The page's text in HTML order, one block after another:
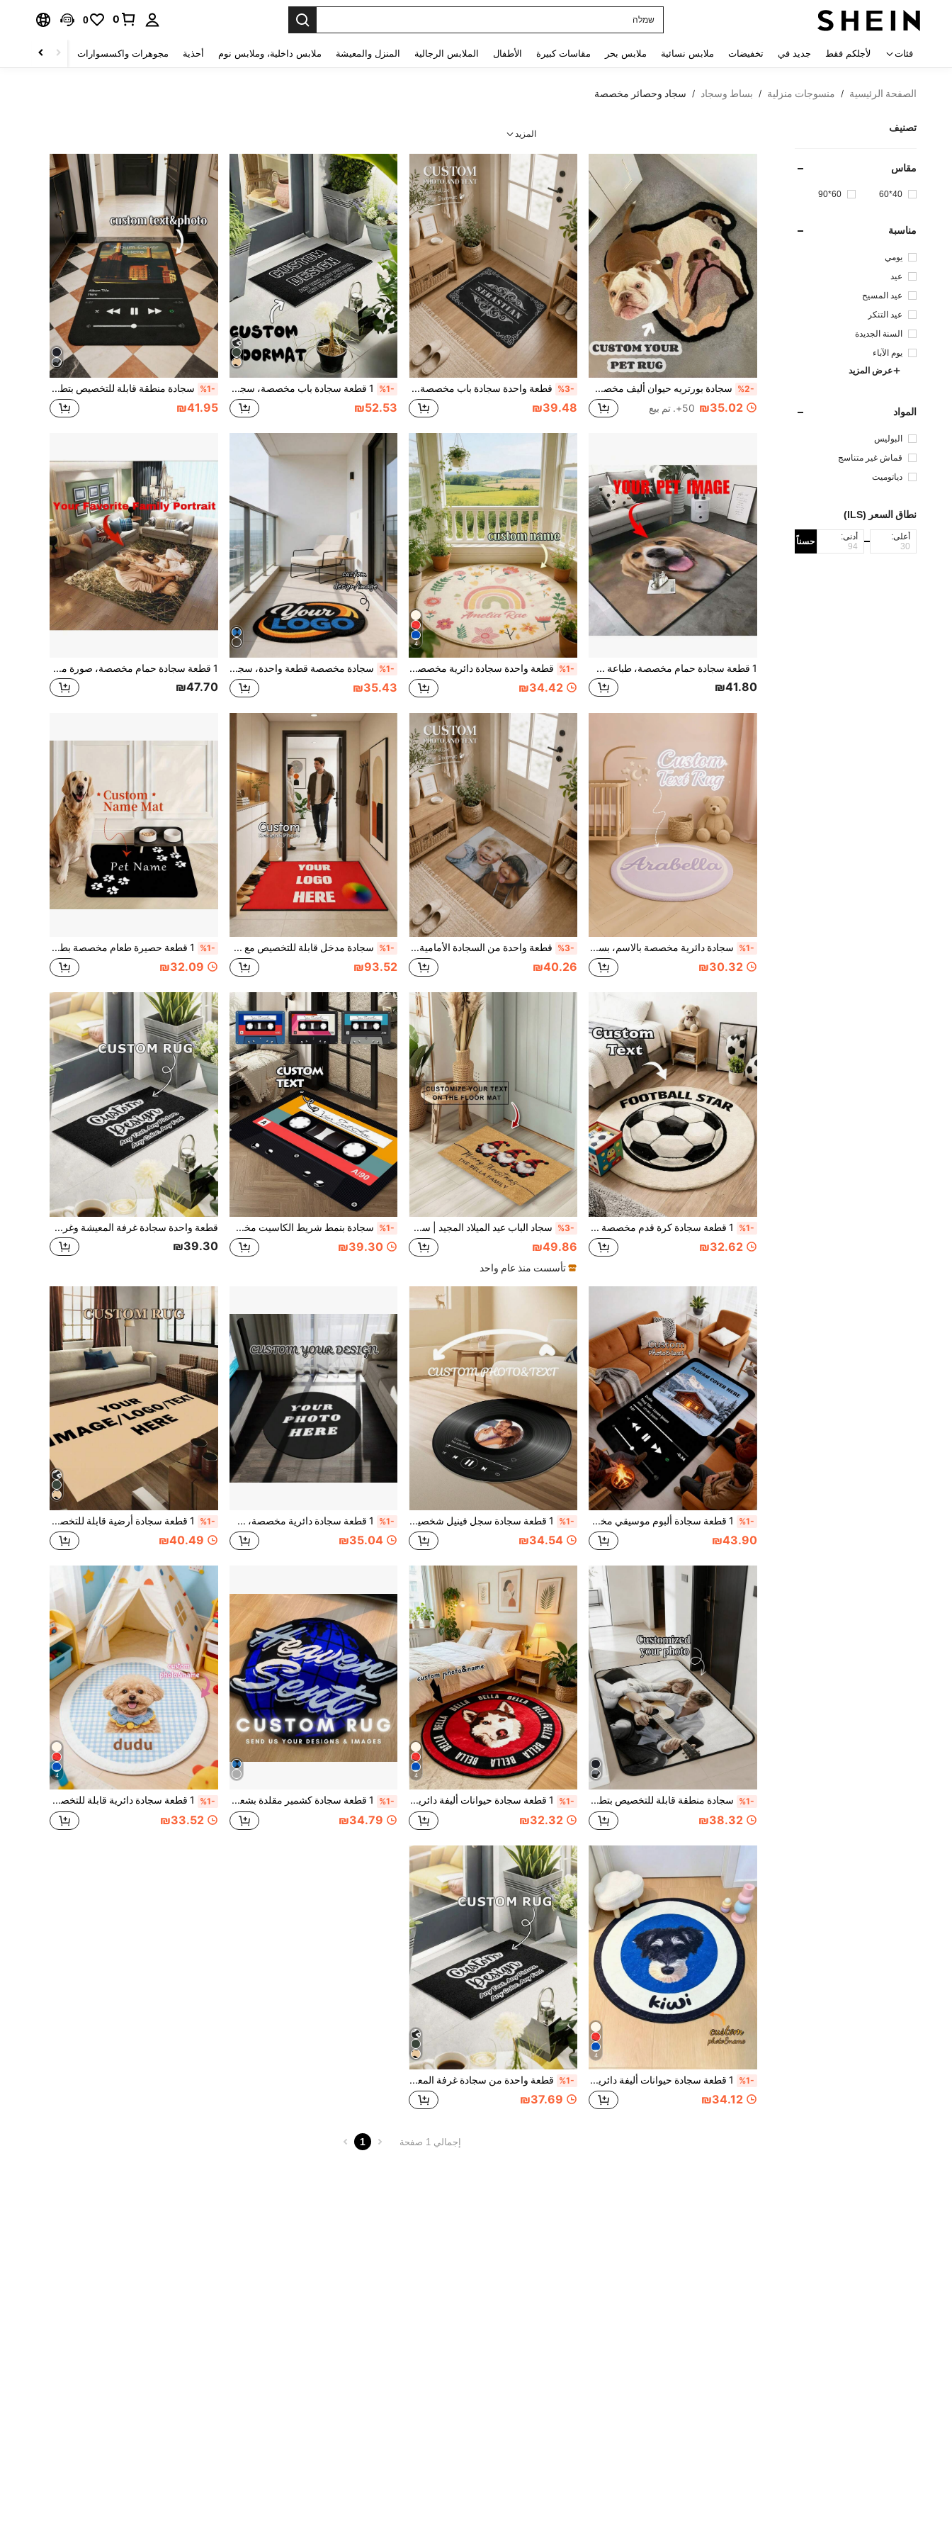
Glowmode Biker Shorts
0
0
فئات لأجلكم فقط جديد في تخفيضات ملابس نسائية ملابس بحر مقاسات كبيرة الأطفال الملابس الرجالية المنزل والمعيشة ملابس داخلية، وملابس نوم أحذية مجوهرات واكسسوارات الصحة & الجمال
الصفحة الرئيسية / منسوجات منزلية / بساط وسجاد / سجاد وحصائر مخصصة
تصنيف
مقاس
40*60
60*90
مناسبة
يومي
عيد
عيد المسيح
عيد التنكر
السنة الجديدة
يوم الآباء
عرض المزيد
المواد
البوليس
قماش غير متناسج
دياتوميت
نطاق السعر (ILS)
أعلى: أدنى: حسناً
المزيد
%2- سجادة بورتريه حيوان أليف مخصصة 1 قطعة، كشمير مقلد، سجادة بورتريه كلب وقطة مصنوعة يدويًا مخصصة، حصيرة نوم كلب مخصصة، للزفاف، حفل استقبال المنزل، غرفة النوم، الحمام، غرفة المعيشة، قابلة للغسل في الغسالة، هدية لعشاق الحيوانات الأليفة، ديكور منزلي جمالي، هدية مدروسة
₪35.02 50+. تم بيع
%3- قطعة واحدة سجادة باب مخصصة، سجادة باب مطبوع بصورة، سجادة حمام مكتوب عليها، سجادة باب مخصصة باسم العائلة، سجادة ترحيب شخصية
₪39.48
%1- 1 قطعة سجادة باب مخصصة، سجادة باب مخصصة بتصميمك الخاص، صورة وكتابة مخصصة، سجادة ترحيب فريدة، هدية مثالية لتدشين المنزل، سجادة باب خارجية، سجادة باب ودودة، سجادة زخرفية مخصصة، ديكور منزلي، مثالية لمداخل المنزل، أنيقة، مانعة للانزلاق، مثالية لعيد الميلاد، عيد الحب، عيد الأم، عيد الأب، الذكرى السنوية، رأس السنة، ، للعائلة، مستلزمات المنزل، سجادات أبواب مضحكة
₪52.53
%1- سجادة منطقة قابلة للتخصيص بتطبيق بث موسيقى رقمي 1 قطعة، طباعة غلاف ألبوم موسيقي مفضل وشاشة تشغيل مخصصة، هدايا لعشاق الموسيقى، ملونة، لطيفة، بسيطة، كاواي، هدايا عيد ميلاد مخصصة DIY، هدية عيد الأب، هدية زفاف، ديكور منزلي جمالي
₪41.95
1 قطعة سجادة حمام مخصصة، طباعة صور شخصية، سجادة ديكور منزلي بسيط للمكتب والصالة والغرفة والممر والحمام والمدخل، سجادة فاخرة عالية الجودة
₪41.80
4
%1- قطعة واحدة سجادة دائرية مخصصة بطبعة زهرة قوس مع طباعة اسمك من مادة الصوف الصناعي لديكور المنزل وغرفة المعيشة وغرفة النوم وغرفة الأطفال والأريكة والسرير
₪34.42
%1- سجادة مخصصة قطعة واحدة، سجادة مخملية مطبوعة بنمط الكلب الفرنسي البلدوج، ديكور للحيوانات الأليفة، هدية لمحبي الكلاب، بساط ترحيب للجراء، ديكور مركزي لغرفة النوم أو المعيشة، ديكور ركن الحيوانات الأليفة، سجادة قابلة للتخصيص لسلالة الكلاب، سجادة للأطفال أو غرفة الأطفال، هدية فريدة لأصحاب الكلاب، ديكور منزلي مريح وصديق للحيوانات الأليفة
₪35.43
1 قطعة سجادة حمام مخصصة، صورة مخصصة، سجادة منزلية بسيطة لديكور المكتب والصالة والسجاد الفاخر والحمام والمرحاض والغرفة والممر
₪47.70
%1- سجادة دائرية مخصصة بالاسم، بسجادة نصية شخصية، مصنوعة من مواد صوفية اصطناعية ناعمة، مانعة للانزلاق وقوية، دافئة وديكور منزلي حديث، مناسبة لغرفة المعيشة أو النوم أو المكتب، سجادة مخصصة عصرية، هدية مثالية للأزواج والعائلات وعشاق الحيوانات الأليفة، هدية فريدة لتدشين المنزل الجديد، هدية إبداعية، مثالية لأعياد الميلاد والكريسماس وعيد الشكر وعيد الهالوين ومناسبات أخرى متنوعة.
₪30.32
%3- قطعة واحدة من السجادة الأمامية المُخصَّصة، سجادة بصور شخصية، سجادة الحمام بنص، سجادة أمامية مخصصة باسم العائلة، سجادة ترحيب شخصية
₪40.26
%1- سجادة مدخل قابلة للتخصيص مع شعار مخصص وطباعة ملونة كاملة، سجادة ديكور مدخل غير قابلة للانزلاق للمنزل والمكتب وهدية ترحيبية للعطلات والاحتفالات
₪93.52
%1- 1 قطعة حصيرة طعام مخصصة بطبعة قدم الحيوان الأليف والاسم، وسادة سيليكون مخصصة للتقديم، تصميم بطبعة القدم، حصيرة طعام للحيوانات الأليفة مانعة للانزلاق، حصيرة طعام قطط/كلاب جميلة ومتينة، هدية مثالية لعشاق الحيوانات الأليفة في عيد الميلاد أو أو هالوين
₪32.09
%1- 1 قطعة سجادة كرة قدم مخصصة بالاسم - سجادة صوفية مزيفة مخصصة باسم كرة القدم، ديكور غرفة الأطفال الرياضية الناعمة، سجادة مانعة للانزلاق، هدية للرياضيين، مناسبة لعيد الميلاد، غرفة الألعاب، حفلات رياضية، المناسبات
₪32.62
%3- سجاد الباب عيد الميلاد المجيد | سجاد الباب الخاص بعيد الميلاد | ديكورات الشتاء | سجاد الباب الترحيبي | سجاد الباب للعطلات | ديكورات الشتاء | هدايا عيد الميلاد
₪49.86
تأسست منذ عام واحد
%1- سجادة بنمط شريط الكاسيت مخصص، سجادة مزيج الموسيقى الشخصية من تسعينيات القرن الماضي، سجادة رجعية، هدية فريدة وإبداعية لعشاق الموسيقى، مثالية لأعياد الميلاد والكريسماس وعيد الشكر وأي مناسبات خاصة أخرى.
₪39.30
قطعة واحدة سجادة غرفة المعيشة وغرفة النوم مخصصة، سجادة أرضية إبداعية قابلة للطباعة بالاسم/الصورة، ديكور المنزل، سجادة منطقة غير قابلة للانزلاق، هدايا منزلية جديدة، هدايا مثالية للعائلات، الذكرى السنوية، عيد الحب، عيد الأم، عيد الميلاد، عيد الأطفال، عيد الأب، حفل التخرج، العودة إلى المدرسة، هدايا الذكرى السنوية للأزواج
₪39.30
%1- 1 قطعة سجادة ألبوم موسيقي مخصصة - سجادة أغنية مفضلة أو غلاف ألبوم مخصص مع صورة واسم ونص، سجادة أرضية ناعمة مانعة للانزلاق مناسبة لديكور غرفة النوم وغرفة المعيشة، هدية فريدة لعشاق الموسيقى وأعياد الميلاد والعطلات والمناسبات الخاصة
₪43.90
%1- 1 قطعة سجادة سجل فينيل شخصية مخصصة، سجادة صالون ديكور، سجادة صديقة للحيوانات الأليفة، هدية سجادة، سجادة قابلة للطباعة بصورتك الخاصة، سجادة دائرية، سجادة حديثة، سجادة مخصصة، هدية شخصية
₪34.54
%1- 1 قطعة سجادة دائرية مخصصة، سجادة قرص لعبة CD مخصصة، ديكور غرفة قرص ألعاب الفيديو، سجادة صورة مخصصة لديكور الصالون، هدية منزلية مخصصة
₪35.04
%1- 1 قطعة سجادة أرضية قابلة للتخصيص بالصور، حصيرة أرضية بنمط شخصي، يمكن طباعة الشعار/النص/النمط، ديكور منزلي إبداعي، هدية لفعاليات الشركة، تذكار حفل الزفاف والتدشين المنزلي، حصيرة أرضية مخصصة
₪40.49
%1- سجادة منطقة قابلة للتخصيص بتطبيق بث موسيقى رقمي 1 قطعة، طباعة غلاف ألبوم موسيقي مفضل وشاشة تشغيل مخصصة، هدية DIY مخصصة لعشاق الموسيقى، سجادة ديكور غرفة المنزل
₪38.32
4
%1- 1 قطعة سجادة حيوانات أليفة دائرية مصنوعة من الصوف الاصطناعي، سجادة صورة وأسم شخصية للكلاب والقطط، سجادة ناعمة وفاخرة مانعة للانزلاق، ديكور أرضية مخصص لذكرى الحيوان الأليف، سجادة مريحة لركن المعيشة وغرفة النوم ومدخل المنزل، هدية لمحبي الكلاب والقطط
₪32.32
%1- 1 قطعة سجادة كشمير مقلدة بشعار مخصص، سجادة مخصصة بشكل شخصي، سجادة شعار تجاري مخصص، هدايا شخصية، أريكة سرير، هدية منزل جديد
₪34.79
4
%1- 1 قطعة سجادة دائرية قابلة للتخصيص بصورة الحيوان الأليف، سجادة شخصية للكلب/القطة مع نص الاسم، سجادة ناعمة غير انزلاقية قابلة للغسيل، سجادة بصورة حيوان عالية الدقة، هدية لعشاق الحيوانات الأليفة، ديكور مدخل/غرفة المعيشة/غرفة النوم، هدية تذكارية للحيوان الأليف، هدية لتدفئة المنزل/المناسبات
₪33.52
4
%1- 1 قطعة سجادة حيوانات أليفة دائرية مصنوعة من الصوف الاصطناعي، سجادة شخصية مطبوعة بصورة الكلب/القط، سجادة مخصصة بصورة وإسم الحيوان الأليف، سجادة ناعمة مريحة مانعة للانزلاق، مصنوعة يدويًا، هدية تذكارية للحيوانات الأليفة، مناسبة لديكور غرفة المعيشة والنوم وغرفة الأطفال ومدخل المنزل
₪34.12
%1- قطعة واحدة من سجادة غرفة المعيشة وغرفة النوم القابلة للتخصيص، سجادة باب مطبوعة باسم/صورة شخصية إبداعية، سجادة ديكور منزلي مانعة للانزلاق، مناسبة لهدايا تدشين المنزل وعيد الحب وعيد الأم وعيد الميلاد وعيد الأطفال وعيد الأب والتخرج وموسم العودة إلى المدرسة
₪37.69
إجمالي 1 صفحة 1